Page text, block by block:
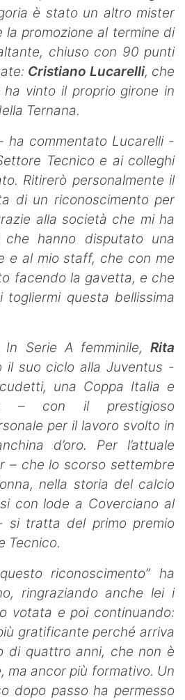
è stato un altro mister
promozione al termine di
chiuso con 90 punti
Cristiano Lucarelli, che
vinto il proprio girone in
Ternana.
ha commentato Lucarelli -
Tecnico e ai colleghi
Ritirerò personalmente il
di un riconoscimento per
alla società che mi ha
hanno disputato una
e al mio staff, che con me
facendo la gavetta, e che
questa bellissima
In Serie A femminile,Rita
il suo ciclo alla Juventus -
una Coppa Italia e
– con il prestigioso
per il lavoro svolto in
d’oro. Per l’attuale
– che lo scorso settembre
nella storia del calcio
con lode a Coverciano al
si tratta del primo premio
Tecnico.
riconoscimento” ha
ringraziando anche lei i
votata e poi continuando:
gratificante perché arriva
di quattro anni, che non è
ma ancor più formativo. Un
dopo passo ha permesso